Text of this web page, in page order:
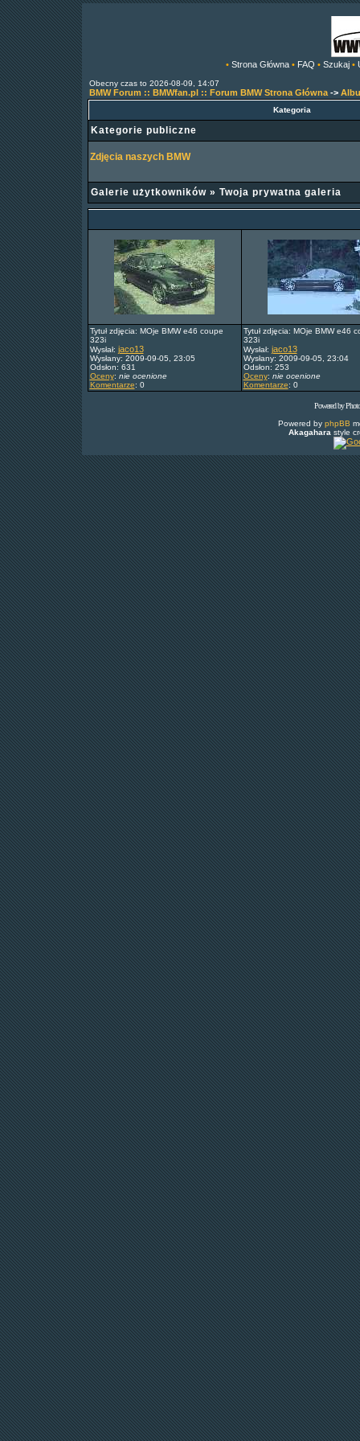
• Strona Główna • FAQ • Szukaj •
Obecny czas to 2026-08-09, 14:07
BMW Forum :: BMWfan.pl :: Forum BMW Strona Główna->
Kategoria
Kategorie publiczne
Zdjęcia naszych BMW
Galerie użytkowników» Twoja prywatna galeria
Tytuł zdjęcia: MOje BMW e46 coupe
323i
Wysłał: jaco13
Wysłany: 2009-09-05, 23:05
Odsłon: 631
Oceny: nie ocenione
Komentarze: 0
Tytuł zdjęcia: MOje BMW e46
323i
Wysłał: jaco13
Wysłany: 2009-09-05, 23:04
Odsłon: 253
Oceny: nie ocenione
Komentarze: 0
Powered by
Powered by phpBB
Akagahara style